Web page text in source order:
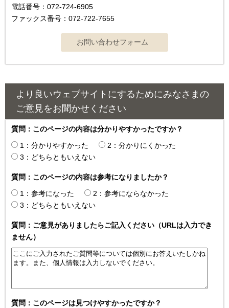
電話番号：072-724-6905
ファックス番号：072-722-7655
より良いウェブサイトにするためにみなさまの
ご意見をお聞かせください
質問：このページの内容は分かりやすかったですか？
1：分かりやすかった
2：分かりにくかった
3：どちらともいえない
質問：このページの内容は参考になりましたか？
1：参考になった
2：参考にならなかった
3：どちらともいえない
質問：ご意見がありましたらご記入ください（URLは入力でき
ません）
質問：このページは見つけやすかったですか？